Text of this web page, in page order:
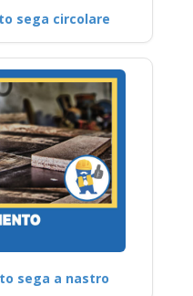
sega circolare
sega a nastro